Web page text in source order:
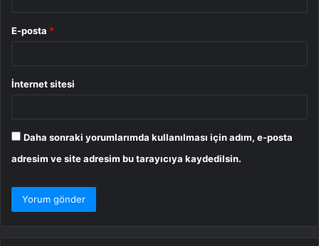
E-posta *
İnternet sitesi
Daha sonraki yorumlarımda kullanılması için adım, e-posta
adresim ve site adresim bu tarayıcıya kaydedilsin.